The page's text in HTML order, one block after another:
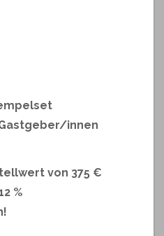
innen
von 375 €
%